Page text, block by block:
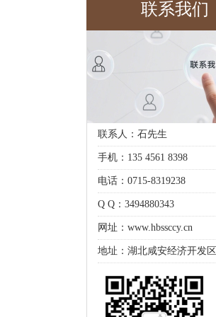
联系我们
联系人：石先生
手机：135 4561 8398
电话：0715-8319238
Q Q：3494880343
网址：www.hbssccy.cn
地址：湖北咸安经济开发区